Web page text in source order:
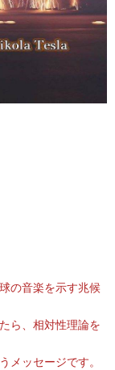
の音楽を示す兆候
ら、相対性理論を
メッセージです。